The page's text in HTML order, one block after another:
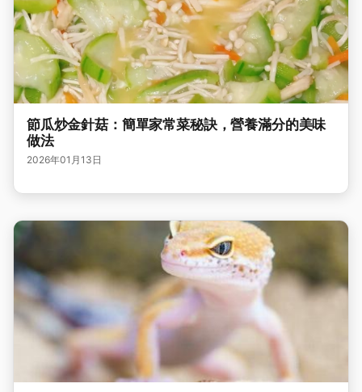
節瓜炒金針菇：簡單家常菜秘訣，營養滿分的美味
做法
2026年01月13日